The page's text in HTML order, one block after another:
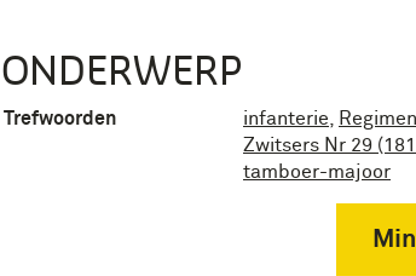
ONDERWERP
Trefwoorden infanterie
Zwitsers Nr 29
tamboer-majoor